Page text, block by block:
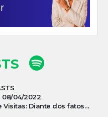
08/04/2022
Sala de Visitas: Diante dos fatos que influenciam a economia o que podemos esperar de 2022